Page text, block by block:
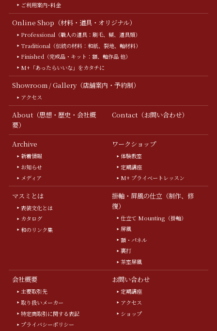
ご利用案内･料金
Online Shop（材料・道具・オリジナル）
Professional（職人の道具：刷毛、糊、道具類）
Traditional（伝統の材料：和紙、裂地、軸材料）
Finished（完成品・キット：額、軸作品 他）
M+「あったらいいな」をカタチに
Showroom / Gallery（店舗案内・予約制）
アクセス
About（思想・歴史・会社概
要）
Contact（お問い合わせ）
Archive
新着情報
お知らせ
メディア
ワークショップ
体験教室
定期講座
M+ プライベートレッスン
マスミとは
表装文化とは
カタログ
和のリンク集
掛軸・屏風の仕立（制作、修
復）
仕立て Mounting（掛軸）
屏風
額・パネル
裏打
茶室屏風
会社概要
主要取引先
取り扱いメーカー
特定商取引に関する表記
プライバシーポリシー
お問い合わせ
定期講座
アクセス
ショップ